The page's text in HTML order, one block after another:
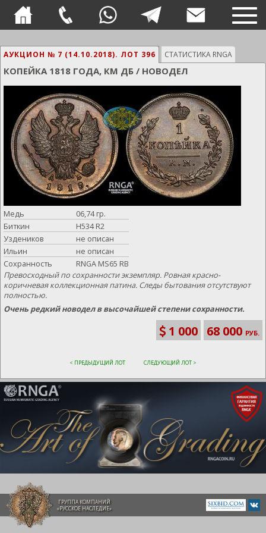
АУКЦИОН № 7 (14.10.2018). ЛОТ 396 СТАТИСТИКА RNGA
КОПЕЙКА 1818 ГОДА, КМ ДБ / НОВОДЕЛ
Медь
06,74 гр.
Биткин
Н534 R2
Уздеников
не описан
Ильин
не описан
Сохранность
RNGA MS65 RB
Превосходный по сохранности экземпляр. Ровная красно-
коричневая коллекционная патина. Следы бытования отсутствуют
полностью.
Очень редкий новодел в высочайшей степени сохранности.
1 000 68 000 РУБ.
< ПРЕДЫДУЩИЙ ЛОТ СЛЕДУЮЩИЙ ЛОТ >
ГРУППА КОМПАНИЙ
«РУССКОЕ НАСЛЕДИЕ»